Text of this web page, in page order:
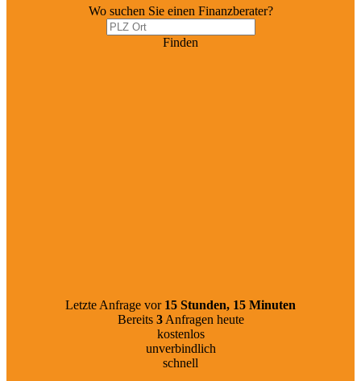
Wo suchen Sie einen Finanzberater?
Finden
Letzte Anfrage vor 15 Stunden, 15 Minuten
Bereits 3Anfragen heute
kostenlos
unverbindlich
schnell